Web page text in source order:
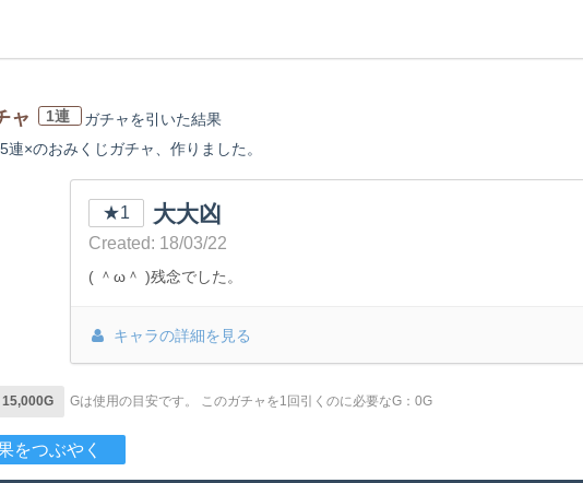
ャ 1連 ガチャを引いた結果
連×のおみくじガチャ、作りました。
★1 大大凶
Created: 18/03/22
( ＾ω＾ )残念でした。
キャラの詳細を見る
Gは使用の目安です。 このガチャを1回引くのに必要なG：0G
をつぶやく